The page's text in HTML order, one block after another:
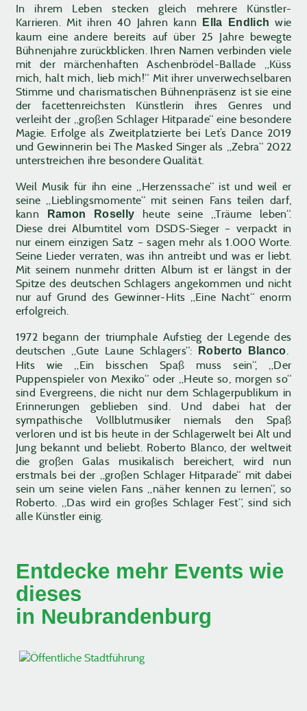
In ihrem Leben stecken gleich mehrere Künstler-
Karrieren. Mit ihren 40 Jahren kann
Ella Endlich wie
kaum eine andere bereits auf über 25 Jahre bewegte
Bühnenjahre zurückblicken. Ihren Namen verbinden viele
mit der märchenhaften Aschenbrödel-Ballade „Küss
mich, halt mich, lieb mich!“ Mit ihrer unverwechselbaren
Stimme und charismatischen Bühnenpräsenz ist sie eine
der facettenreichsten Künstlerin ihres Genres und
verleiht der „großen Schlager Hitparade“ eine besondere
Magie. Erfolge als Zweitplatzierte bei Let’s Dance 2019
und Gewinnerin bei The Masked Singer als „Zebra“ 2022
unterstreichen ihre besondere Qualität.
Weil Musik für ihn eine „Herzenssache“ ist und weil er
seine „Lieblingsmomente“ mit seinen Fans teilen darf,
kann
Ramon Roselly
heute seine „Träume leben“.
Diese drei Albumtitel vom DSDS-Sieger – verpackt in
nur einem einzigen Satz – sagen mehr als 1.000 Worte.
Seine Lieder verraten, was ihn antreibt und was er liebt.
Mit seinem nunmehr dritten Album ist er längst in der
Spitze des deutschen Schlagers angekommen und nicht
nur auf Grund des Gewinner-Hits „Eine Nacht“ enorm
erfolgreich.
1972 begann der triumphale Aufstieg der Legende des
deutschen „Gute Laune Schlagers“:
Roberto Blanco
Hits wie „Ein bisschen Spaß muss sein“, „Der
Puppenspieler von Mexiko“ oder „Heute so, morgen so“
sind Evergreens, die nicht nur dem Schlagerpublikum in
Erinnerungen geblieben sind. Und dabei hat der
sympathische Vollblutmusiker niemals den Spaß
verloren und ist bis heute in der Schlagerwelt bei Alt und
Jung bekannt und beliebt. Roberto Blanco, der weltweit
die großen Galas musikalisch bereichert, wird nun
erstmals bei der „großen Schlager Hitparade“ mit dabei
sein um seine vielen Fans „näher kennen zu lernen“, so
Roberto. „Das wird ein großes Schlager Fest“, sind sich
alle Künstler einig.
Entdecke mehr Events wie
dieses
in Neubrandenburg